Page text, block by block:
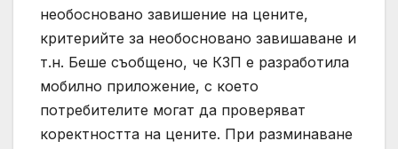
необосновано завишение на цените,
критерийте за необосновано завишаване и
т.н. Беше съобщено, че КЗП е разработила
мобилно приложение, с което
потребителите могат да проверяват
коректността на цените. При разминаване